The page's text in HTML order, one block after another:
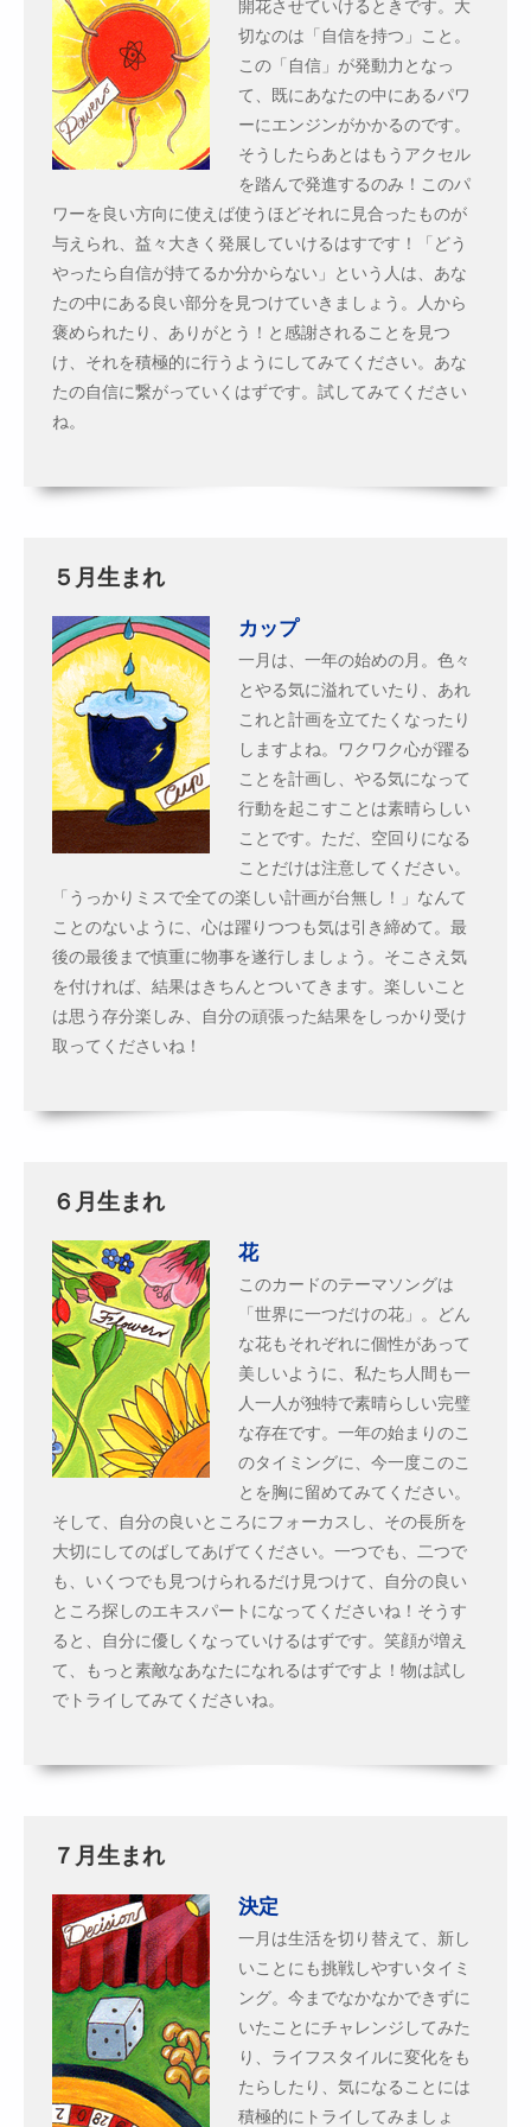
開花させていけるときです。大
切なのは「自信を持つ」こと。
この「自信」が発動力となっ
て、既にあなたの中にあるパワ
ーにエンジンがかかるのです。
そうしたらあとはもうアクセル
を踏んで発進するのみ！このパ
ワーを良い方向に使えば使うほどそれに見合ったものが
与えられ、益々大きく発展していけるはすです！「どう
やったら自信が持てるか分からない」という人は、あな
たの中にある良い部分を見つけていきましょう。人から
褒められたり、ありがとう！と感謝されることを見つ
け、それを積極的に行うようにしてみてください。あな
たの自信に繋がっていくはずです。試してみてください
ね。
５月生まれ
カップ
一月は、一年の始めの月。色々
とやる気に溢れていたり、あれ
これと計画を立てたくなったり
しますよね。ワクワク心が躍る
ことを計画し、やる気になって
行動を起こすことは素晴らしい
ことです。ただ、空回りになる
ことだけは注意してください。
「うっかりミスで全ての楽しい計画が台無し！」なんて
ことのないように、心は躍りつつも気は引き締めて。最
後の最後まで慎重に物事を遂行しましょう。そこさえ気
を付ければ、結果はきちんとついてきます。楽しいこと
は思う存分楽しみ、自分の頑張った結果をしっかり受け
取ってくださいね！
６月生まれ
花
このカードのテーマソングは
「世界に一つだけの花」。どん
な花もそれぞれに個性があって
美しいように、私たち人間も一
人一人が独特で素晴らしい完璧
な存在です。一年の始まりのこ
のタイミングに、今一度このこ
とを胸に留めてみてください。
そして、自分の良いところにフォーカスし、その長所を
大切にしてのばしてあげてください。一つでも、二つで
も、いくつでも見つけられるだけ見つけて、自分の良い
ところ探しのエキスパートになってくださいね！そうす
ると、自分に優しくなっていけるはずです。笑顔が増え
て、もっと素敵なあなたになれるはずですよ！物は試し
でトライしてみてくださいね。
７月生まれ
決定
一月は生活を切り替えて、新し
いことにも挑戦しやすいタイミ
ング。今までなかなかできずに
いたことにチャレンジしてみた
り、ライフスタイルに変化をも
たらしたり、気になることには
積極的にトライしてみましょ